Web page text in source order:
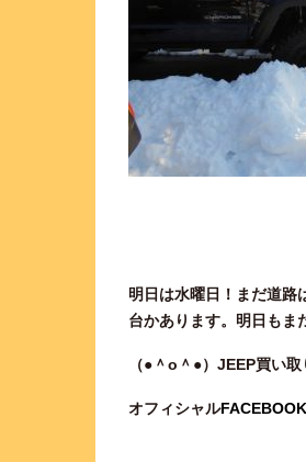
明日は水曜日！まだ道路
台かあります。明日もま
（●＾o ＾●）JEEP買い取
オフィシャルFACEBOOK